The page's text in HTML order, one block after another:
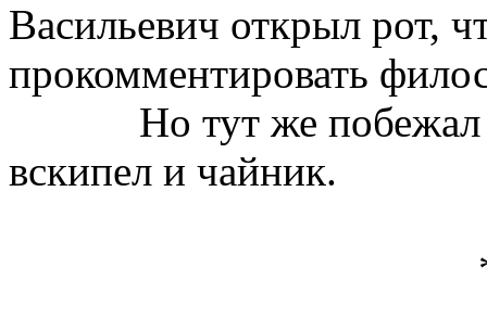
Васильевич открыл рот,
прокомментировать
Но тут же
вскипел и чайник.